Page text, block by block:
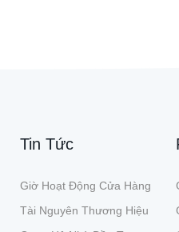
Tin Tức
Giờ Hoạt Động Cửa Hàng
Tài Nguyên Thương Hiệu